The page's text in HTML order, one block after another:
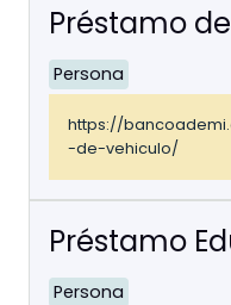
Préstamo
Persona
https://
-de-vehiculo/
Préstamo
Persona